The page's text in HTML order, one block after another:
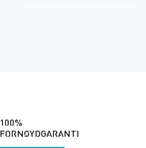
100%
FORNØYDGARANTI